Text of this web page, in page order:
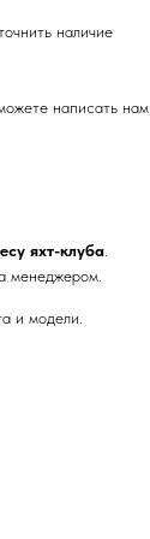
наличие
написать нам,
яхт-клуба
менеджером.
и модели.